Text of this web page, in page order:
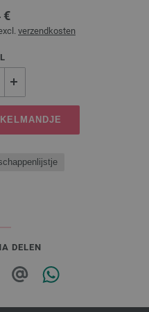
€
verzendkosten
DELEN